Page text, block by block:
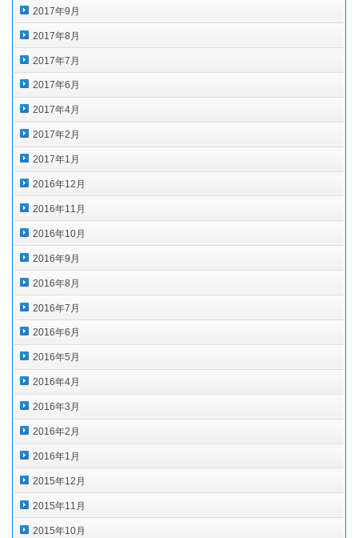
2017年9月
2017年8月
2017年7月
2017年6月
2017年4月
2017年2月
2017年1月
2016年12月
2016年11月
2016年10月
2016年9月
2016年8月
2016年7月
2016年6月
2016年5月
2016年4月
2016年3月
2016年2月
2016年1月
2015年12月
2015年11月
2015年10月